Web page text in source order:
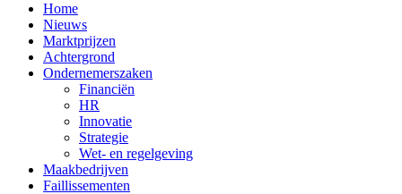
Home
Nieuws
Marktprijzen
Achtergrond
Ondernemerszaken
Financiën
HR
Innovatie
Strategie
Wet- en regelgeving
Maakbedrijven
Faillissementen